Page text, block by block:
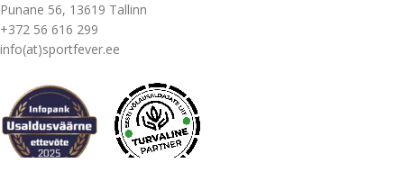
Punane 56, 13619 Tallinn
+372 56 616 299
info(at)sportfever.ee